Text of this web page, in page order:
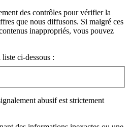
des contrôles pour vérifier la
que nous diffusons. Si malgré ces
inappropriés, vous pouvez
ci-dessous :
abusif est strictement